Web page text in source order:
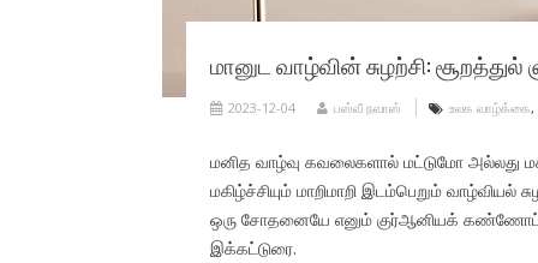
மானுட வாழ்வின் சுழற்சி:
2023-12-04 பஸ்வீ நவாஸ் உலக வாழ்க்கை,
மனித வாழ்வு கவலைகளால் மட்டுமோ அல்லது
மகிழ்ச்சியும் மாறிமாறி இடம்பெறும்
ஒரு சோதனையே எனும் குர்ஆனியக்
இக்கட்டுரை.